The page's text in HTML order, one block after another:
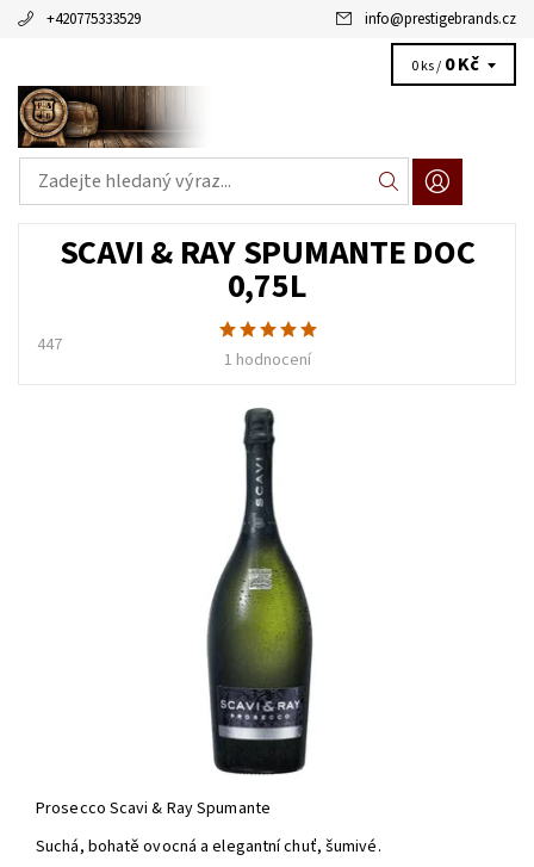
+420775333529 info@prestigebrands.cz
0 ks / 0 Kč
SCAVI & RAY SPUMANTE DOC
0,75L
447
1 hodnocení
Prosecco Scavi & Ray Spumante
Suchá, bohatě ovocná a elegantní chuť, šumivé.